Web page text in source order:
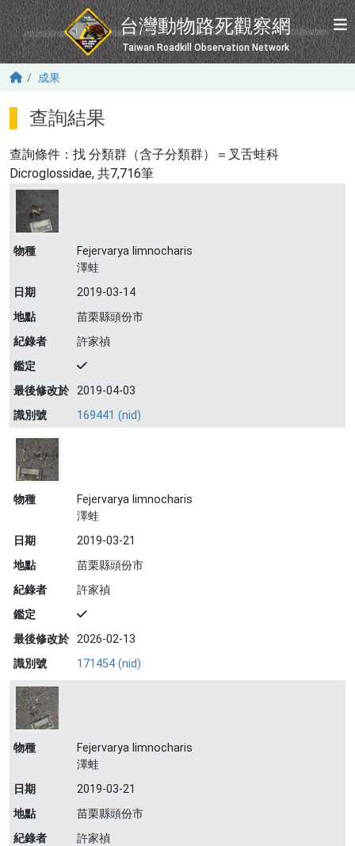
移至主內容
台灣動物路死觀察網
Taiwan Roadkill Observation Network
成果
查詢結果
查詢條件：找 分類群（含子分類群）＝叉舌蛙科
Dicroglossidae, 共7,716筆
物種
Fejervarya limnocharis
澤蛙
日期
2019-03-14
地點
苗栗縣頭份市
紀錄者
許家禎
鑑定
最後修改於 2019-04-03
識別號
169441 (nid)
物種
Fejervarya limnocharis
澤蛙
日期
2019-03-21
地點
苗栗縣頭份市
紀錄者
許家禎
鑑定
最後修改於 2026-02-13
識別號
171454 (nid)
物種
Fejervarya limnocharis
澤蛙
日期
2019-03-21
地點
苗栗縣頭份市
紀錄者
許家禎